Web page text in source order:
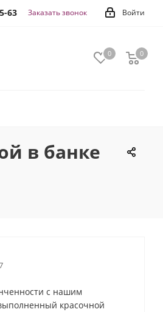
Войти
63 Заказать звонок
0 0
0
в банке
с нашим
красочной